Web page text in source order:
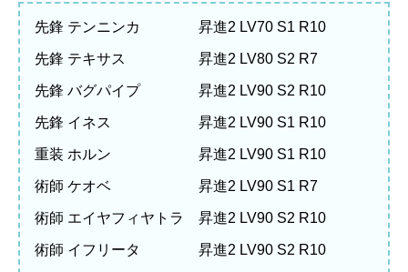
先鋒 テンニンカ 昇進2 LV70 S1 R10
先鋒 テキサス 昇進2 LV80 S2 R7
先鋒 バグパイプ 昇進2 LV90 S2 R10
先鋒 イネス 昇進2 LV90 S1 R10
重装 ホルン 昇進2 LV90 S1 R10
術師 ケオベ 昇進2 LV90 S1 R7
術師 エイヤフィヤトラ 昇進2 LV90 S2 R10
術師 イフリータ 昇進2 LV90 S2 R10